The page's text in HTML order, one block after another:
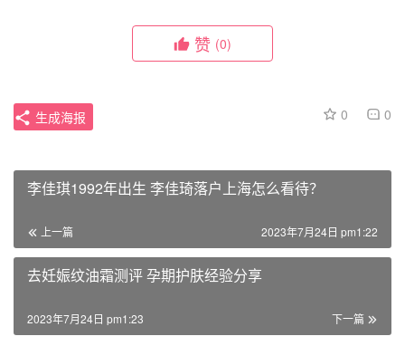
赞 (0)
0 0
生成海报
李佳琪1992年出生 李佳琦落户上海怎么看待？
上一篇 2023年7月24日 pm1:22
去妊娠纹油霜测评 孕期护肤经验分享
下一篇
2023年7月24日 pm1:23